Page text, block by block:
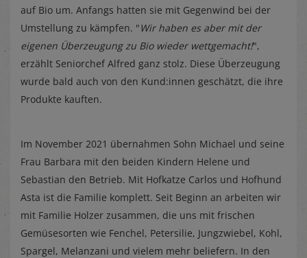
auf Bio um. Anfangs hatten sie mit Gegenwind bei der
Umstellung zu kämpfen. "Wir haben es aber mit der
eigenen Überzeugung zu Bio wieder wettgemacht!",
erzählt Seniorchef Alfred ganz stolz. Diese Überzeugung
wurde bald auch von den Kund:innen geschätzt, die ihre
Produkte kauften.
Im November 2021 übernahmen Sohn Michael und seine
Frau Barbara mit den beiden Kindern Helene und
Sebastian den Betrieb. Mit Hofkatze Carlos und Hofhund
Asta ist die Familie komplett. Seit Beginn an arbeiten wir
mit Familie Holzer zusammen, die uns mit frischen
Gemüsesorten wie Fenchel, Petersilie, Jungzwiebel, Kohl,
Spargel, Melanzani und vielem mehr beliefern. In den